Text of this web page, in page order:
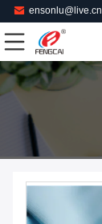
ensonlu@live.cn